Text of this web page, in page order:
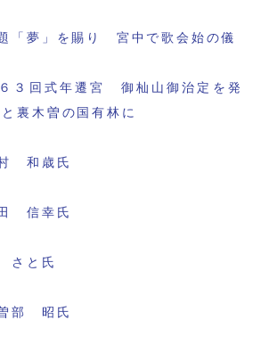
「夢」を賜り 宮中で歌会始の儀
３回式年遷宮 御杣山御治定を発
裏木曽の国有林に
和歳氏
信幸氏
さと氏
部 昭氏